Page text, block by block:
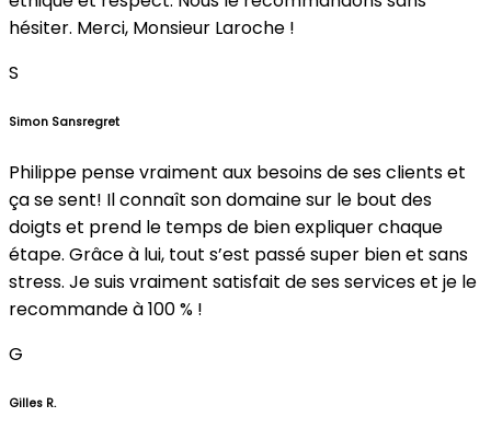
hésiter. Merci, Monsieur Laroche !
S
Simon Sansregret
Philippe pense vraiment aux besoins de ses clients et
ça se sent! Il connaît son domaine sur le bout des
doigts et prend le temps de bien expliquer chaque
étape. Grâce à lui, tout s’est passé super bien et sans
stress. Je suis vraiment satisfait de ses services et je le
recommande à 100 % !
G
Gilles R.